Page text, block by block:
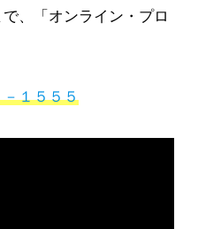
、「オンライン・プロ
１５５５